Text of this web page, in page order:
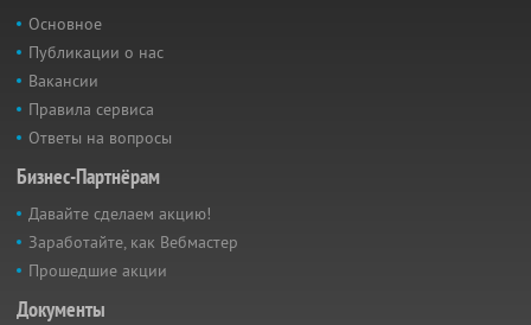
Основное
Публикации о нас
Вакансии
Правила сервиса
Ответы на вопросы
Бизнес-Партнёрам
Давайте сделаем акцию!
Заработайте, как Вебмастер
Прошедшие акции
Документы